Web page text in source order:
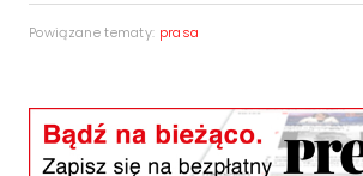
Powiązane tematy: prasa